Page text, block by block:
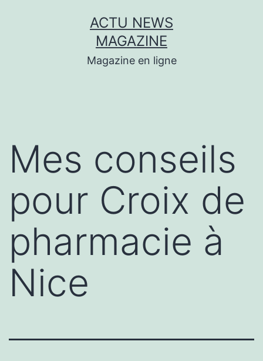
ACTU NEWS
MAGAZINE
Magazine en ligne
Mes conseils
pour Croix de
pharmacie à
Nice